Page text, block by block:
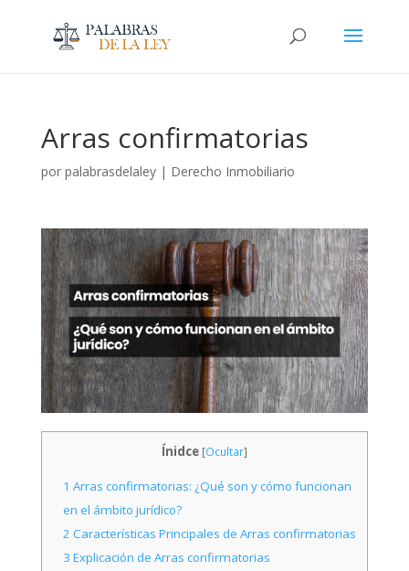
Arras confirmatorias
por palabrasdelaley| Derecho Inmobiliario
Ínidce [Ocultar]
1 Arras confirmatorias: ¿Qué son y cómo funcionan
en el ámbito jurídico?
2 Características Principales de Arras confirmatorias
3 Explicación de Arras confirmatorias